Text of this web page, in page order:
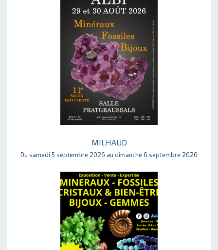
MILHAUD
Du samedi 5 septembre 2026 au dimanche 6 septembre 2026